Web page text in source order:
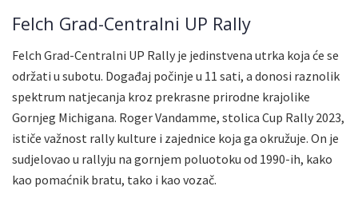
Felch Grad-Centralni UP Rally
Felch Grad-Centralni UP Rally je jedinstvena utrka koja će se
održati u subotu. Događaj počinje u 11 sati, a donosi raznolik
spektrum natjecanja kroz prekrasne prirodne krajolike
Gornjeg Michigana. Roger Vandamme, stolica Cup Rally 2023,
ističe važnost rally kulture i zajednice koja ga okružuje. On je
sudjelovao u rallyju na gornjem poluotoku od 1990-ih, kako
kao pomaćnik bratu, tako i kao vozač.